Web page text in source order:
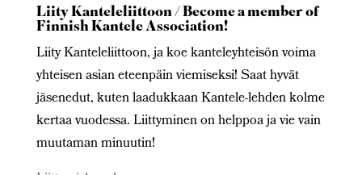
Liity Kanteleliittoon / Become a member of
Finnish Kantele Association!
Liity Kanteleliittoon, ja koe kanteleyhteisön voima
yhteisen asian eteenpäin viemiseksi! Saat hyvät
jäsenedut, kuten laadukkaan Kantele-lehden kolme
kertaa vuodessa. Liittyminen on helppoa ja vie vain
muutaman minuutin!